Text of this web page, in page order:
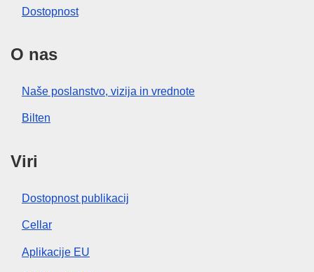
Dostopnost
O nas
Naše poslanstvo, vizija in vrednote
Bilten
Viri
Dostopnost publikacij
Cellar
Aplikacije EU